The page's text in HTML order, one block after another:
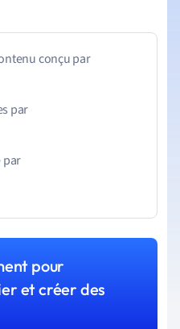
conçu par
par
par
pour
et créer des